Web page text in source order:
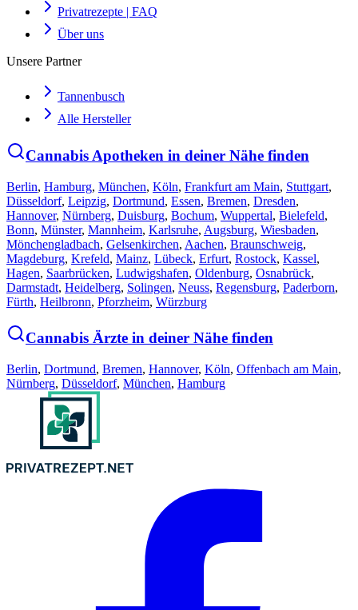
Privatrezepte | FAQ
Über uns
Unsere Partner
Tannenbusch
Alle Hersteller
Cannabis Apotheken in deiner Nähe finden
Berlin, Hamburg, München, Köln, Frankfurt am Main, Stuttgart,
Düsseldorf, Leipzig, Dortmund, Essen, Bremen, Dresden,
Hannover, Nürnberg, Duisburg, Bochum, Wuppertal, Bielefeld,
Bonn, Münster, Mannheim, Karlsruhe, Augsburg, Wiesbaden,
Mönchengladbach, Gelsenkirchen, Aachen, Braunschweig,
Magdeburg, Krefeld, Mainz, Lübeck, Erfurt, Rostock, Kassel,
Hagen, Saarbrücken, Ludwigshafen, Oldenburg, Osnabrück,
Darmstadt, Heidelberg, Solingen, Neuss, Regensburg, Paderborn,
Fürth, Heilbronn, Pforzheim, Würzburg
Cannabis Ärzte in deiner Nähe finden
Berlin, Dortmund, Bremen, Hannover, Köln, Offenbach am Main,
Nürnberg, Düsseldorf, München, Hamburg